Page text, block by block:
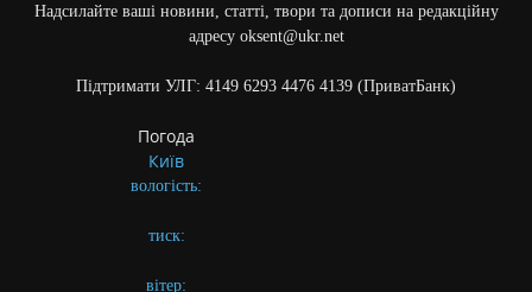
Надсилайте ваші новини, статті, твори та дописи на редакційну
адресу oksent@ukr.net
Підтримати УЛГ: 4149 6293 4476 4139 (ПриватБанк)
Погода
Київ
вологість:
тиск:
вітер: